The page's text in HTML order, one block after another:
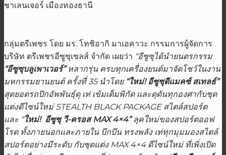
ชาเลนเจอร์ เมืองทองธานี
กลุ่มตรีเพชร โดย มร. โทชิอากิ มาเอคาวะ กรรมการผู้จัดการ
บริษัท ตรีเพชรอีซูซุเซลส์ จำกัด เผยว่า “อีซูซุได้นำยนตรกรรม
“อีซูซุบลูเพาเวอร์”หลากรุ่น ครบทุกเครื่องยนต์มาจัดโชว์ในงาน
มหกรรมยานยนต์ ครั้งที่35 นำโดย “ใหม่! อีซูซุดีแมคซ์ สเทลธ์”
สุดยอดรถปิกอัพพันธุ์ดุ เท่ เข้มเต็มพิกัด และดุดันทุกองศากับชุด
แต่งดีไซน์ใหม่ STEALTH BLACK PACKAGE สไตล์สปอร์ต
และ “ใหม่! อีซูซุ วี-ครอส MAX 4×4”ลุคใหม่ของสปอร์ตออฟ
โรด ทั้งภายนอกและภายใน บึกบึน ทรงพลัง เท่ทุกมุมมองสไตล์
สปอร์ตอย่างมีระดับ กับชุดแต่ง MAX 4×4 ดีไซน์ใหม่ ที่เพิ่งเปิด